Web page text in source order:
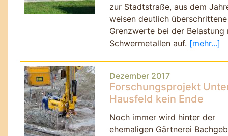
zur Stadtstraße, aus dem
weisen deutlich überschrittene
Grenzwerte bei der Belastung
Schwermetallen auf. [mehr...]
Dezember 2017
Forschungsprojekt
Hausfeld kein Ende
Noch immer wird hinter der
ehemaligen Gärtnerei